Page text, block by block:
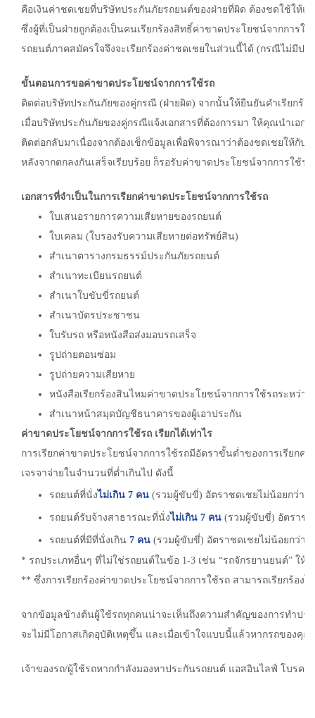
คือเงินค่าชดเชยที่บริษัทประกันภัยรถยนต์ของฝ่ายที่ผิด ต้องชดใช้ให้แ
ซึ่งผู้ที่เป็นฝ่ายถูกต้องเป็นคนเรียกร้องสิทธิ์ค่าขาดประโยชน์จากการ
รถยนต์ภาคสมัครใจจึงจะเรียกร้องค่าชดเชยในส่วนนี้ได้ (กรณีไม่มีปร
ขั้นตอนการขอค่าขาดประโยชน์จากการใช้รถ
ติดต่อบริษัทประกันภัยของคู่กรณี (ฝ่ายผิด) จากนั้นให้ยืนยันคำเรียกร้
เมื่อบริษัทประกันภัยของคู่กรณีแจ้งเอกสารที่ต้องการมา ให้คุณนำเอ
ติดต่อกลับมาเนื่องจากต้องเช็กข้อมูลเพื่อพิจารณาว่าต้องชดเชยให้กับ
หลังจากตกลงกันเสร็จเรียบร้อย ก็รอรับค่าขาดประโยชน์จากการใช้ร
เอกสารที่จำเป็นในการเรียกค่าขาดประโยชน์จากการใช้รถ
ใบเสนอรายการความเสียหายของรถยนต์
ใบเคลม (ใบรองรับความเสียหายต่อทรัพย์สิน)
สำเนาตารางกรมธรรม์ประกันภัยรถยนต์
สำเนาทะเบียนรถยนต์
สำเนาใบขับขี่รถยนต์
สำเนาบัตรประชาชน
ใบรับรถ หรือหนังสือส่งมอบรถเสร็จ
รูปถ่ายตอนซ่อม
รูปถ่ายความเสียหาย
หนังสือเรียกร้องสินไหมค่าขาดประโยชน์จากการใช้รถระหว่าง
สำเนาหน้าสมุดบัญชีธนาคารของผู้เอาประกัน
ค่าขาดประโยชน์จากการใช้รถ เรียกได้เท่าไร
การเรียกค่าขาดประโยชน์จากการใช้รถมีอัตราขั้นต่ำของการเรียก
เจรจาจ่ายในจำนวนที่ต่ำเกินไป ดังนี้
รถยนต์ที่นั่งไม่เกิน 7 คน (รวมผู้ขับขี่) อัตราชดเชยไม่น้อยกว่า
รถยนต์รับจ้างสาธารณะที่นั่งไม่เกิน 7 คน (รวมผู้ขับขี่) อัตราช
รถยนต์ที่มีที่นั่งเกิน 7 คน (รวมผู้ขับขี่) อัตราชดเชยไม่น้อยกว่า
* รถประเภทอื่นๆ ที่ไม่ใช่รถยนต์ในข้อ 1-3 เช่น “รถจักรยานยนต์” ใ
** ซึ่งการเรียกร้องค่าขาดประโยชน์จากการใช้รถ สามารถเรียกร้อ
จากข้อมูลข้างต้นผู้ใช้รถทุกคนน่าจะเห็นถึงความสำคัญของการทำป
จะไม่มีโอกาสเกิดอุบัติเหตุขึ้น และเมื่อเข้าใจแบบนี้แล้วหากรถของคุ
เจ้าของรถ/ผู้ใช้รถหากกำลังมองหาประกันรถยนต์ แอสอินไลฟ์ โบร